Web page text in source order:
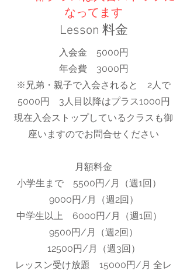
なってます
Lesson 料金
入会金 5000円
年会費 3000円
※兄弟・親子で入会されると 2人で
5000円 3人目以降はプラス1000円
​現在入会ストップしているクラスも御
座いますのでお問合せください
月額料金
小学生まで 5500円/月（週1回）
9000円/月（週2回）
中学生以上 6000円/月（週1回）
9500円/月（週2回）
​12500円/月（週3回）
レッスン受け放題 15000円/月 全レ